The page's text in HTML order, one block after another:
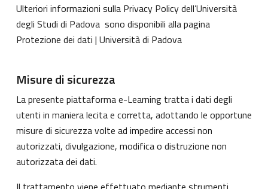
Ulteriori informazioni sulla Privacy Policy dell’Università
degli Studi di Padova sono disponibili alla pagina
Protezione dei dati | Università di Padova
Misure di sicurezza
La presente piattaforma e-Learning tratta i dati degli
utenti in maniera lecita e corretta, adottando le opportune
misure di sicurezza volte ad impedire accessi non
autorizzati, divulgazione, modifica o distruzione non
autorizzata dei dati.